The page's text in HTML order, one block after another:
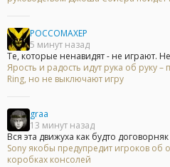
POCCOMAXEP
5 минут назад
Те, которые ненавидят - не играют.
Ярость и радость идут рука об руку
Ring, но не выключают игру
graa
13 минут назад
Вся эта движуха как будто
Sony якобы предупредит игроков об
коробках консолей